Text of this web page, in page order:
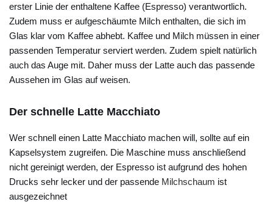
erster Linie der enthaltene Kaffee (Espresso) verantwortlich.
Zudem muss er aufgeschäumte Milch enthalten, die sich im
Glas klar vom Kaffee abhebt. Kaffee und Milch müssen in einer
passenden Temperatur serviert werden. Zudem spielt natürlich
auch das Auge mit. Daher muss der Latte auch das passende
Aussehen im Glas auf weisen.
Der schnelle Latte Macchiato
Wer schnell einen Latte Macchiato machen will, sollte auf ein
Kapselsystem zugreifen. Die Maschine muss anschließend
nicht gereinigt werden, der Espresso ist aufgrund des hohen
Drucks sehr lecker und der passende Milchschaum ist
ausgezeichnet